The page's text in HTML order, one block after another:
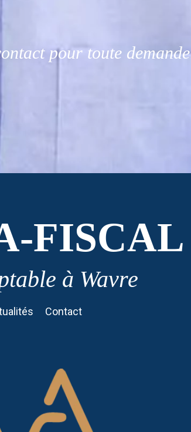
pour toute
FISCAL
à Wavre
Contact